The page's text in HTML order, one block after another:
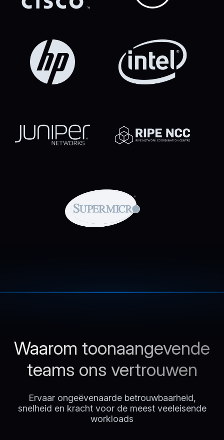
Waarom toonaangevende
teams ons vertrouwen
Ervaar ongeëvenaarde betrouwbaarheid,
snelheid en kracht voor de meest veeleisende
workloads